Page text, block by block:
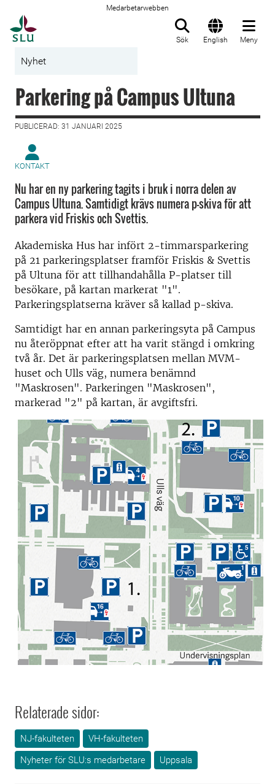
Medarbetarwebben
Sök English Meny
Nyhet
Parkering på Campus Ultuna
PUBLICERAD: 31 JANUARI 2025
KONTAKT
Nu har en ny parkering tagits i bruk i norra delen av
Campus Ultuna. Samtidigt krävs numera p-skiva för att
parkera vid Friskis och Svettis.
Akademiska Hus har infört 2-timmarsparkering
på 21 parkeringsplatser framför Friskis & Svettis
på Ultuna för att tillhandahålla P-platser till
besökare, på kartan markerat "1".
Parkeringsplatserna kräver så kallad p-skiva.
Samtidigt har en annan parkeringsyta på Campus
nu återöppnat efter att ha varit stängd i omkring
två år. Det är parkeringsplatsen mellan MVM-
huset och Ulls väg, numera benämnd
"Maskrosen". Parkeringen "Maskrosen",
markerad "2" på kartan, är avgiftsfri.
Relaterade sidor:
NJ-fakulteten
VH-fakulteten
Nyheter för SLU:s medarbetare
Uppsala